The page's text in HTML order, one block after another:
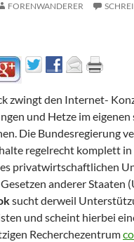
FORENWANDERER
zwingt den Internet-
und Hetze im eigenen
Die Bundesregierung
regelrecht komplett in
privatwirtschaftlichen
anderer Staaten
sucht derweil
und scheint hierbei
Recherchezentrum